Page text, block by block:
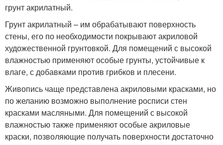
грунт акрилатный.
Грунт акрилатный – им обрабатывают поверхность
стены, его по необходимости покрывают акриловой
художественной грунтовкой. Для помещений с высокой
влажностью применяют особые грунты, устойчивые к
влаге, с добавками против грибков и плесени.
Живопись чаще представлена акриловыми красками, но
по желанию возможно выполнение росписи стен
красками масляными. Для помещений с высокой
влажностью также применяют особые акриловые
краски, позволяющие получать поверхности достаточно